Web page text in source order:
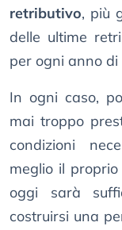
retributivo, più
delle ultime
per ogni anno di
In ogni caso,
mai troppo
condizioni
meglio il
oggi sarà
costruirsi una